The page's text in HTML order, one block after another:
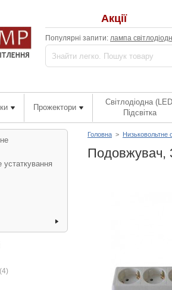
Акції
Популярні запити: лампа
Прожектори
Світлодіодна
Підсвітка
Головна > Низьковольтне
Подовжувач,
(4)